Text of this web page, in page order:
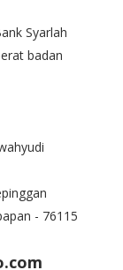
Syarlah
badan
- 76115